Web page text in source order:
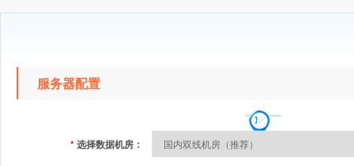
服务器配置
*选择数据机房：